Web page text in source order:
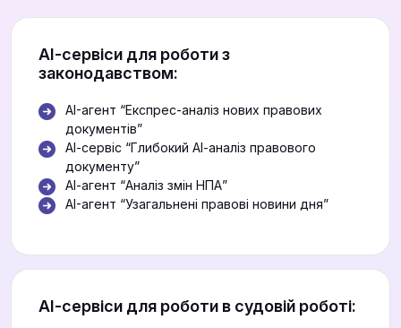
АІ-сервіси для роботи з
законодавством:
AI-агент “Експрес-аналіз нових правових
документів”
АІ-сервіс “Глибокий АІ-аналіз правового
документу”
АІ-агент “Аналіз змін НПА”
AI-агент “Узагальнені правові новини дня”
АІ-сервіси для роботи в судовій роботі: